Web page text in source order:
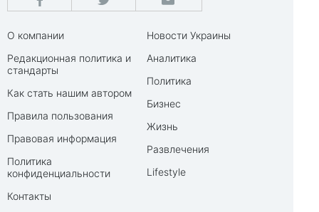
О компании
Редакционная политика и
стандарты
Как стать нашим автором
Правила пользования
Правовая информация
Политика
конфиденциальности
Контакты
Новости Украины
Аналитика
Политика
Бизнес
Жизнь
Развлечения
Lifestyle